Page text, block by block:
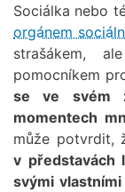
Sociálka nebo
orgánem
strašákem,
pomocníkem
se ve svém
momentech
může potvrdit,
v představách
svými